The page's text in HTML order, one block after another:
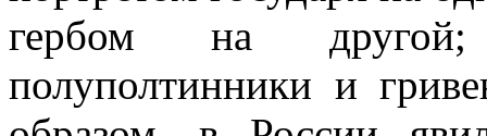
гербом на другой;
полуполтинники и